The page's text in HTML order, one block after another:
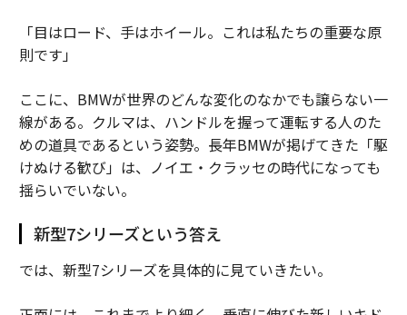
「目はロード、手はホイール。これは私たちの重要な原
則です」
ここに、BMWが世界のどんな変化のなかでも譲らない一
線がある。クルマは、ハンドルを握って運転する人のた
めの道具であるという姿勢。長年BMWが掲げてきた「駆
けぬける歓び」は、ノイエ・クラッセの時代になっても
揺らいでいない。
新型7シリーズという答え
では、新型7シリーズを具体的に見ていきたい。